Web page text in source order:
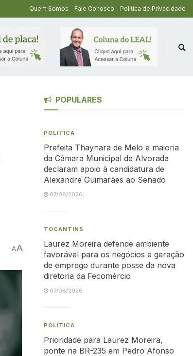
Quem Somos Fale Conosco Política de Privacidade
AA
POPULARES
POLÍTICA
Prefeita Thaynara de Melo e maioria
da Câmara Municipal de Alvorada
declaram apoio à candidatura de
Alexandre Guimarães ao Senado
07/08/2026
TOCANTINS
Laurez Moreira defende ambiente
favorável para os negócios e geração
de emprego durante posse da nova
diretoria da Fecomércio
07/08/2026
POLÍTICA
Prioridade para Laurez Moreira,
ponte na BR-235 em Pedro Afonso